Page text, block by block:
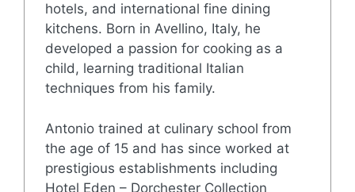
hotels, and international fine dining
kitchens. Born in Avellino, Italy, he
developed a passion for cooking as a
child, learning traditional Italian
techniques from his family.
Antonio trained at culinary school from
the age of 15 and has since worked at
prestigious establishments including
Hotel Eden – Dorchester Collection